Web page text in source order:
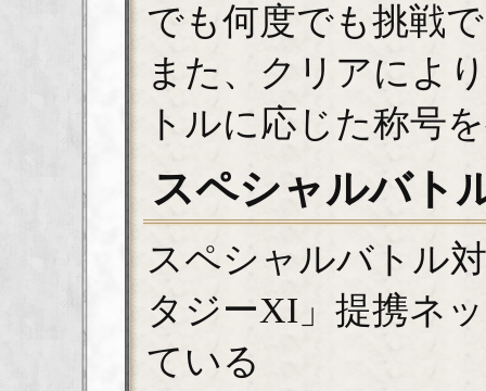
でも何度でも挑戦
また、クリアによ
トルに応じた称号
スペシャルバト
スペシャルバトル
タジーXI」提携ネ
ている